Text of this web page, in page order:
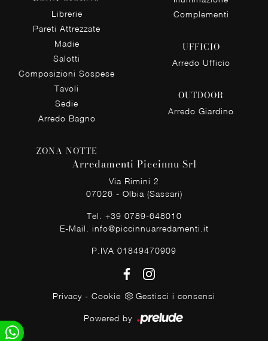
Librerie
Pareti Attrezzate
Madie
Salotti
Composizioni Sospese
Tavoli
Sedie
Arredo Bagno
ZONA NOTTE
Complementi
UFFICIO
Arredo Ufficio
OUTDOOR
Arredo Giardino
Arredamenti Piccinnu Srl
Via Rimini 2
07026 - Olbia (Sassari)
Tel. +39 0789-648010
E-Mail. info@piccinnuarredamenti.it
P.IVA 01849470909
Privacy - Cookie Gestisci i consensi
Powered by